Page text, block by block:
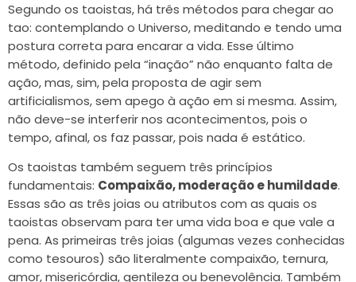
Segundo os taoistas, há três métodos para chegar ao
tao: contemplando o Universo, meditando e tendo uma
postura correta para encarar a vida. Esse último
método, definido pela “inação” não enquanto falta de
ação, mas, sim, pela proposta de agir sem
artificialismos, sem apego à ação em si mesma. Assim,
não deve-se interferir nos acontecimentos, pois o
tempo, afinal, os faz passar, pois nada é estático.
Os taoistas também seguem três princípios
fundamentais: Compaixão, moderação e humildade.
Essas são as três joias ou atributos com as quais os
taoistas observam para ter uma vida boa e que vale a
pena. As primeiras três joias (algumas vezes conhecidas
como tesouros) são literalmente compaixão, ternura,
amor, misericórdia, gentileza ou benevolência. Também